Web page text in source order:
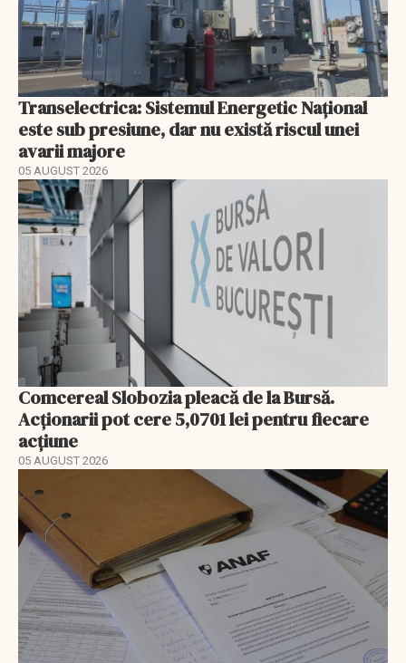
Transelectrica: Sistemul Energetic Național
este sub presiune, dar nu există riscul unei
avarii majore
05 AUGUST 2026
Comcereal Slobozia pleacă de la Bursă.
Acționarii pot cere 5,0701 lei pentru fiecare
acțiune
05 AUGUST 2026